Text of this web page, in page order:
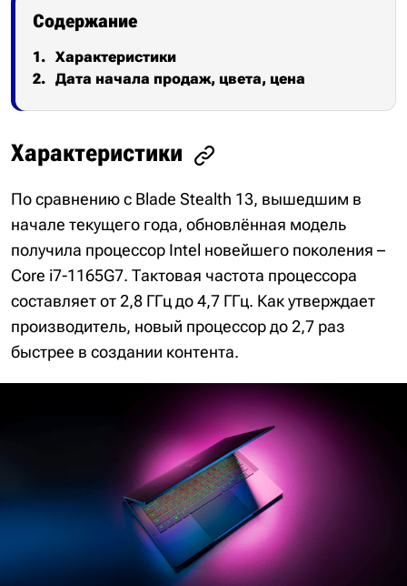
Содержание
Характеристики
Дата начала продаж, цвета, цена
Характеристики
По сравнению с Blade Stealth 13, вышедшим в
начале текущего года, обновлённая модель
получила процессор Intel новейшего поколения –
Core i7-1165G7. Тактовая частота процессора
составляет от 2,8 ГГц до 4,7 ГГц. Как утверждает
производитель, новый процессор до 2,7 раз
быстрее в создании контента.